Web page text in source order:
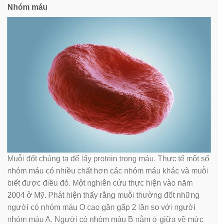
Nhóm máu
Muỗi đốt chúng ta để lấy protein trong máu. Thực tế một số
nhóm máu có nhiều chất hơn các nhóm máu khác và muỗi
biết được điều đó. Một nghiên cứu thực hiện vào năm
2004 ở Mỹ. Phát hiện thấy rằng muỗi thường đốt những
người có nhóm máu O cao gần gấp 2 lần so với người
nhóm máu A. Người có nhóm máu B nằm ở giữa về mức